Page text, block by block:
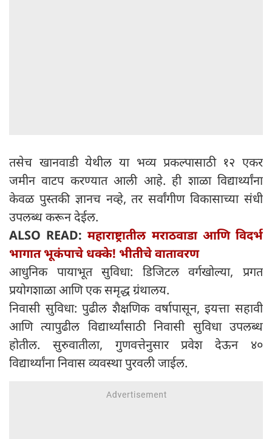
तसेच खानवाडी येथील या भव्य प्रकल्पासाठी १२ एकर
जमीन वाटप करण्यात आली आहे. ही शाळा विद्यार्थ्यांना
केवळ पुस्तकी ज्ञानच नव्हे, तर सर्वांगीण विकासाच्या संधी
उपलब्ध करून देईल.
ALSO READ:महाराष्ट्रातील मराठवाडा आणि विदर्भ
भागात भूकंपाचे धक्के! भीतीचे वातावरण
आधुनिक पायाभूत सुविधा: डिजिटल वर्गखोल्या, प्रगत
प्रयोगशाळा आणि एक समृद्ध ग्रंथालय.
निवासी सुविधा: पुढील शैक्षणिक वर्षापासून, इयत्ता सहावी
आणि त्यापुढील विद्यार्थ्यांसाठी निवासी सुविधा उपलब्ध
होतील. सुरुवातीला, गुणवत्तेनुसार प्रवेश देऊन ४०
विद्यार्थ्यांना निवास व्यवस्था पुरवली जाईल.